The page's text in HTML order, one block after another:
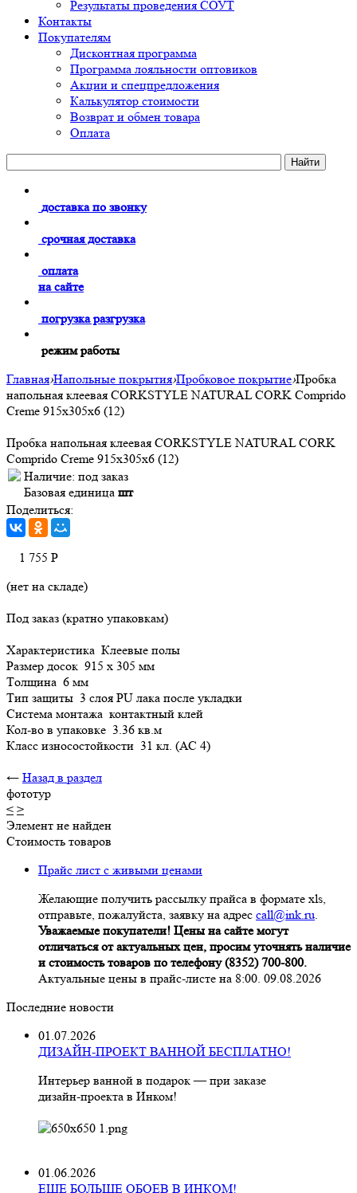
Результаты проведения СОУТ
Контакты
Покупателям
Дисконтная программа
Программа лояльности оптовиков
Акции и спецпредложения
Калькулятор стоимости
Возврат и обмен товара
Оплата
доставка по звонку
срочная доставка
оплата
на сайте
погрузка разгрузка
режим работы
Главная›Напольные покрытия›Пробковое покрытие›Пробка
напольная клеевая CORKSTYLE NATURAL CORK Comprido
Creme 915х305х6 (12)
Пробка напольная клеевая CORKSTYLE NATURAL CORK
Comprido Creme 915х305х6 (12)
Наличие: под заказ
Базовая единица шт
Поделиться:
1 755 Р
(нет на складе)
Под заказ (кратно упаковкам)
Характеристика Клеевые полы
Размер досок 915 х 305 мм
Tолщина 6 мм
Тип защиты 3 слоя PU лака после укладки
Система монтажа контактный клей
Кол-во в упаковке 3.36 кв.м
Класс износостойкости 31 кл. (АС 4)
← Назад в раздел
фототур
< >
Элемент не найден
Стоимость товаров
Прайс лист с живыми ценами
Желающие получить рассылку прайса в формате xls,
отправьте, пожалуйста, заявку на адрес call@ink.ru.
Уважаемые покупатели! Цены на сайте могут
отличаться от актуальных цен, просим уточнять наличие
и стоимость товаров по телефону (8352) 700-800.
Актуальные цены в прайс-листе на 8:00. 09.08.2026
Последние новости
01.07.2026
ДИЗАЙН-ПРОЕКТ ВАННОЙ БЕСПЛАТНО!
Интерьер ванной в подарок — при заказе
дизайн‑проекта в Инком!
01.06.2026
ЕЩЕ БОЛЬШЕ ОБОЕВ В ИНКОМ!